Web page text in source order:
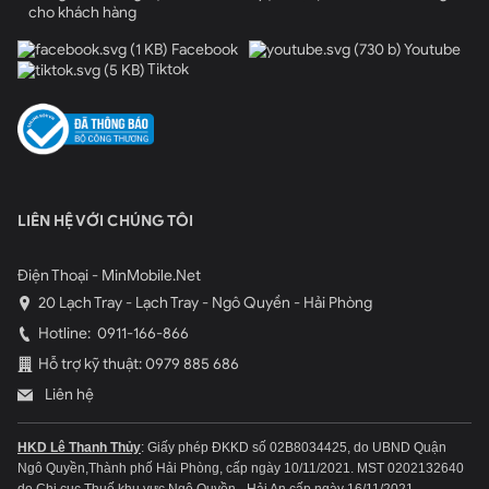
Samsung Galaxy S20 Plus 5G là chiếc điện thoại Android cao
cấp đầu tiên được trang bị bộ vi xử lý Snapdragon 865 hàng đầu.
Đây cũng là lần đầu tiên Samsung sử dụng chip Rồng cho các
Người muaGalaxy S20 Plus tại Hải Phòngcũng nhận được
RAM 12GB và hai sự lựa chọn bộ nhớ dung lượng 256GB hoặc
512GB.
cho khách hàng
Facebook
Youtube
Tiktok
LIÊN HỆ VỚI CHÚNG TÔI
Điện Thoại - MinMobile.Net
20 Lạch Tray - Lạch Tray - Ngô Quyền - Hải Phòng
Hotline: 0911-166-866
Hỗ trợ kỹ thuật: 0979 885 686
Liên hệ
HKD Lê Thanh Thủy: Giấy phép ĐKKD số 02B8034425, do UBND Quận
Ngô Quyền,Thành phố Hải Phòng, cấp ngày 10/11/2021. MST 0202132640